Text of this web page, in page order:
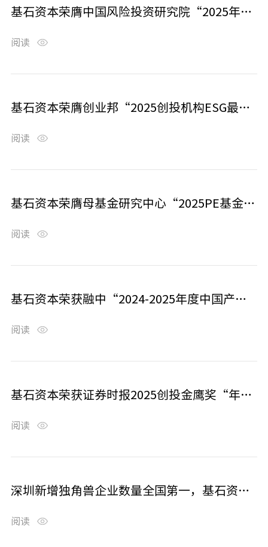
基石资本荣膺中国风险投资研究院“2025年度中国影响力投资机构TOP20”等奖项
阅读
基石资本荣膺创业邦“2025创投机构ESG最佳实践奖”等奖项
阅读
基石资本荣膺母基金研究中心“2025PE基金最佳回报TOP10”等多个奖项
阅读
基石资本荣获融中“2024-2025年度中国产业投资榜”多个奖项
阅读
基石资本荣获证券时报2025创投金鹰奖“年度VC机构”等多项大奖
阅读
深圳新增独角兽企业数量全国第一，基石资本多家所投企业入选
阅读